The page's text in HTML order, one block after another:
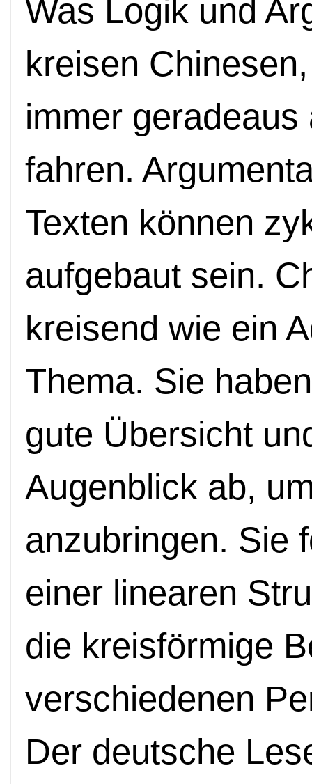
Was Logik und
kreisen
immer
fahren.
Texten können
aufgebaut sein.
kreisend wie ein
Thema. Sie
gute Übersicht
Augenblick ab,
anzubringen. Sie
einer linearen
die kreisförmige
verschiedenen
Der deutsche